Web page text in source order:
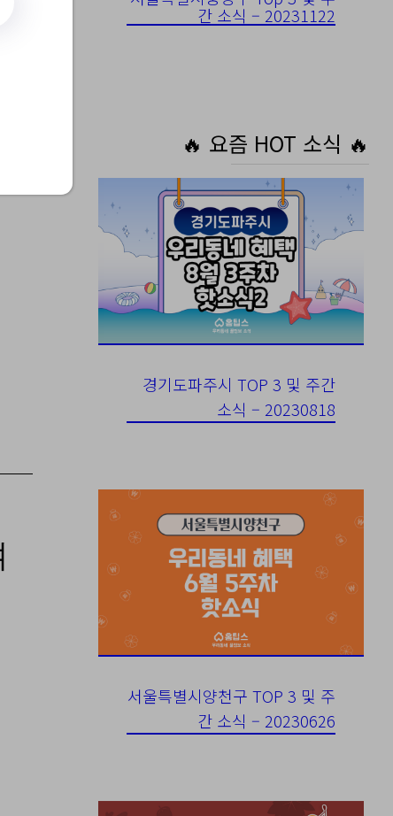
간 소식 – 20231122
🔥 요즘 HOT 소식 🔥
경기도파주시 TOP 3 및 주간
소식 – 20230818
서울특별시양천구 TOP 3 및 주
간 소식 – 20230626